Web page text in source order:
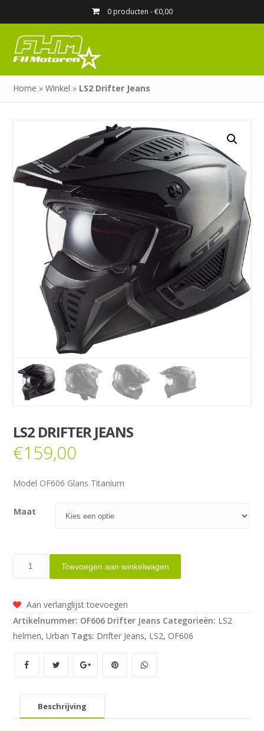
0 producten -€0,00
Home »Winkel » LS2 Drifter Jeans
LS2 DRIFTER JEANS
€159,00
Model OF606 Glans Titanium
Maat
aantal
Toevoegen aan winkelwagen
Aan verlanglijst toevoegen
Artikelnummer: OF606 Drifter Jeans Categorieën: LS2
helmen,Urban Tags: Drifter Jeans, LS2, OF606
Beschrijving